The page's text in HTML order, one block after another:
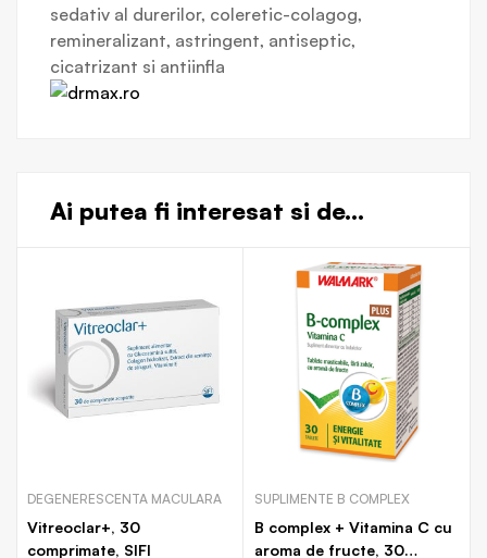
sedativ al durerilor, coleretic-colagog,
remineralizant, astringent, antiseptic,
cicatrizant si antiinfla
Ai putea fi interesat si de...
DEGENERESCENTA MACULARA
Vitreoclar+, 30
comprimate, SIFI
SUPLIMENTE B COMPLEX
B complex + Vitamina C cu
aroma de fructe, 30